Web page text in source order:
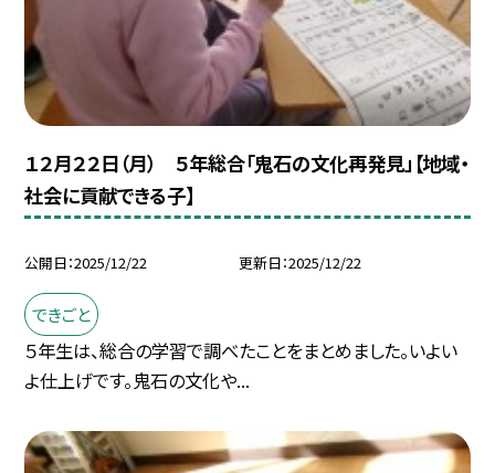
１２月２２日（月） ５年総合「鬼石の文化再発見」【地域・
社会に貢献できる子】
公開日 2025/12/22 更新日 2025/12/22
できごと
５年生は、総合の学習で調べたことをまとめました。いよい
よ仕上げです。鬼石の文化や...